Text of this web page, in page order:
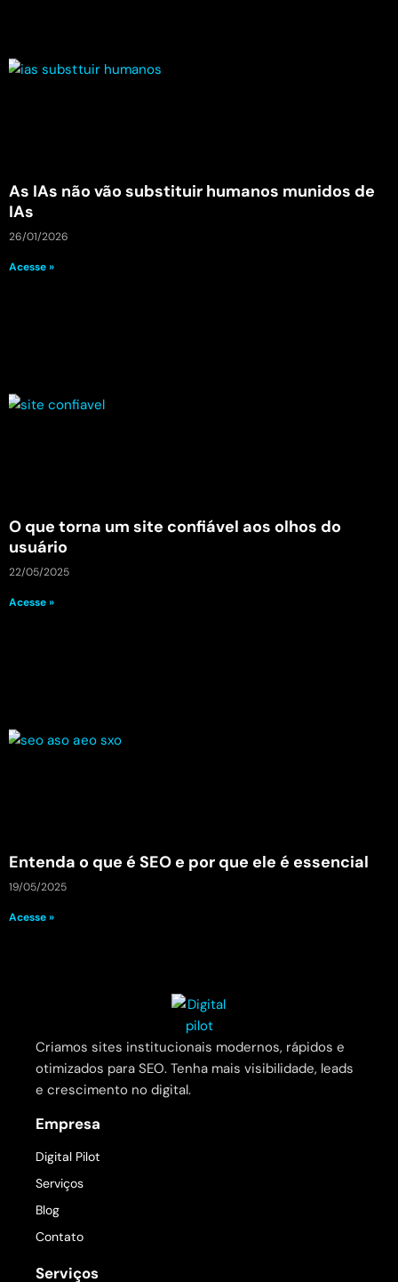
As IAs não vão substituir humanos munidos de
IAs
26/01/2026
Acesse »
O que torna um site confiável aos olhos do
usuário
22/05/2025
Acesse »
Entenda o que é SEO e por que ele é essencial
19/05/2025
Acesse »
Criamos sites institucionais modernos, rápidos e
otimizados para SEO. Tenha mais visibilidade, leads
e crescimento no digital.
Empresa
Digital Pilot
Serviços
Blog
Contato
Serviços